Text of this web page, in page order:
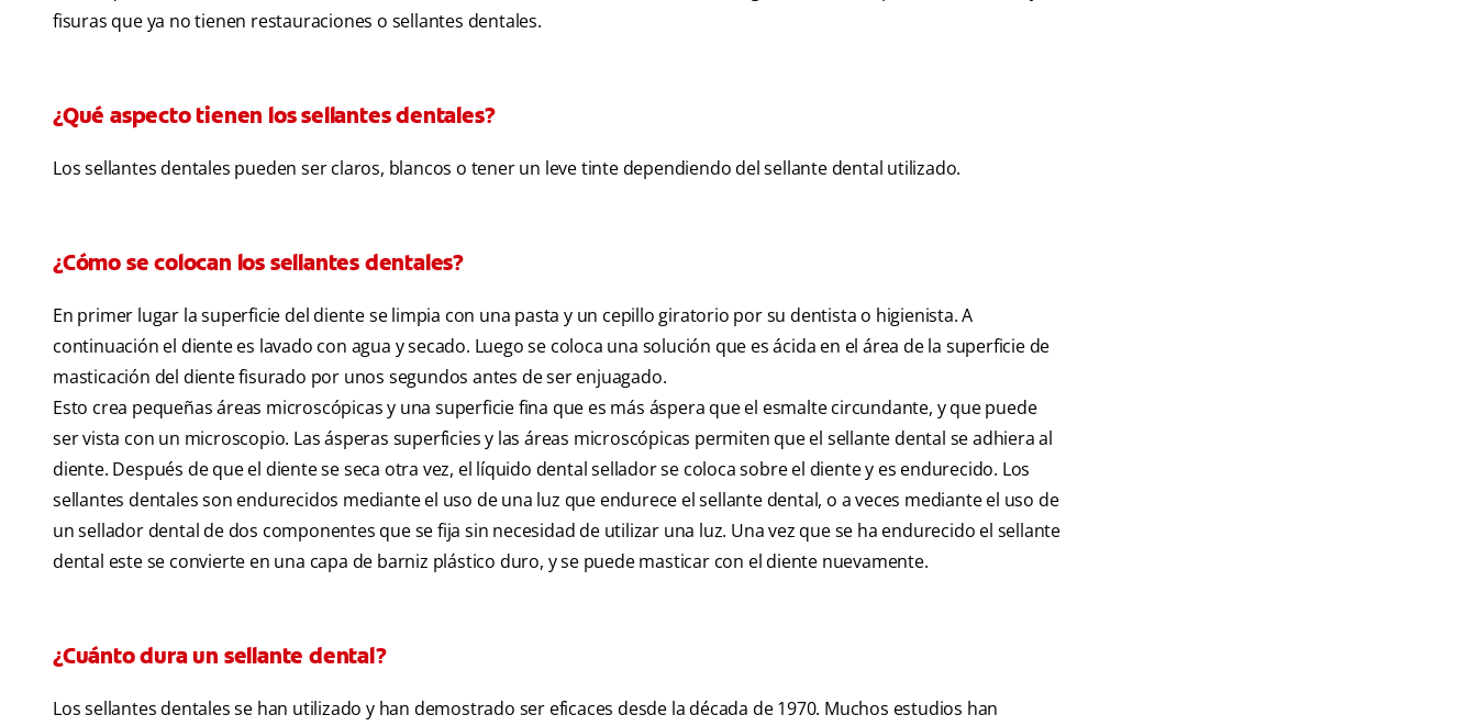
fisuras que ya no tienen restauraciones o sellantes dentales.
¿Qué aspecto tienen los sellantes dentales?
Los sellantes dentales pueden ser claros, blancos o tener un leve tinte dependiendo del sellante dental utilizado.
¿Cómo se colocan los sellantes dentales?
En primer lugar la superficie del diente se limpia con una pasta y un cepillo giratorio por su dentista o higienista. A
continuación el diente es lavado con agua y secado. Luego se coloca una solución que es ácida en el área de la superficie de
masticación del diente fisurado por unos segundos antes de ser enjuagado.
Esto crea pequeñas áreas microscópicas y una superficie fina que es más áspera que el esmalte circundante, y que puede
ser vista con un microscopio. Las ásperas superficies y las áreas microscópicas permiten que el sellante dental se adhiera al
diente. Después de que el diente se seca otra vez, el líquido dental sellador se coloca sobre el diente y es endurecido. Los
sellantes dentales son endurecidos mediante el uso de una luz que endurece el sellante dental, o a veces mediante el uso de
un sellador dental de dos componentes que se fija sin necesidad de utilizar una luz. Una vez que se ha endurecido el sellante
dental este se convierte en una capa de barniz plástico duro, y se puede masticar con el diente nuevamente.
¿Cuánto dura un sellante dental?
Los sellantes dentales se han utilizado y han demostrado ser eficaces desde la década de 1970. Muchos estudios han